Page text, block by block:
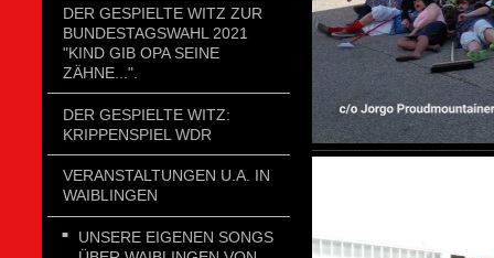
DER GESPIELTE WITZ ZUR
BUNDESTAGSWAHL 2021
"KIND GIB OPA SEINE
ZÄHNE...".
DER GESPIELTE WITZ:
KRIPPENSPIEL WDR
VERANSTALTUNGEN U.A. IN
WAIBLINGEN
UNSERE EIGENEN SONGS